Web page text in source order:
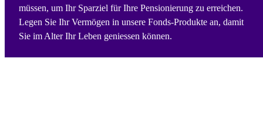
müssen, um Ihr Sparziel für Ihre Pensionierung zu erreichen.
Legen Sie Ihr Vermögen in unsere Fonds-Produkte an, damit
Sie im Alter Ihr Leben geniessen können.